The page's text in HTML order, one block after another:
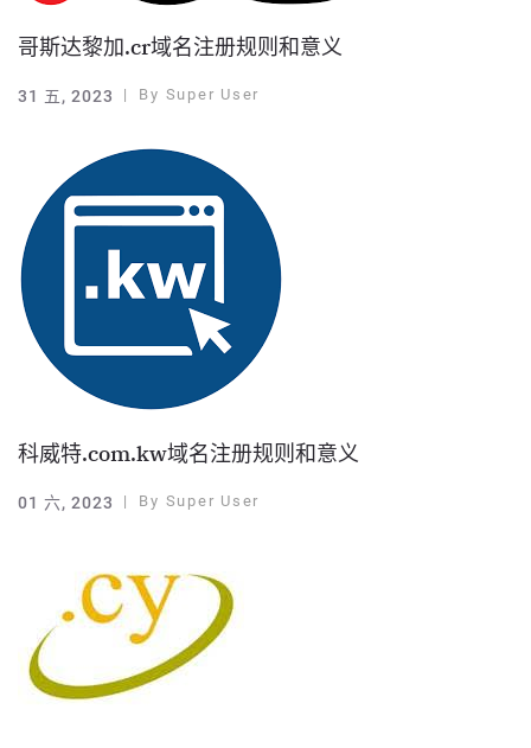
哥斯达黎加.cr域名注册规则和意义
31 五, 2023 By Super User
科威特.com.kw域名注册规则和意义
01 六, 2023 By Super User